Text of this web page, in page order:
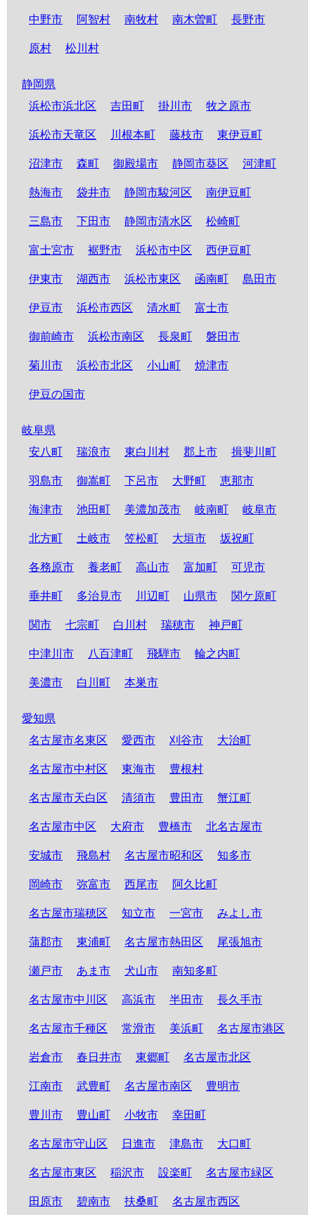
中野市 阿智村 南牧村 南木曽町 長野市
原村 松川村
静岡県
浜松市浜北区
吉田町 掛川市 牧之原市
浜松市天竜区 川根本町 藤枝市 東伊豆町
沼津市 森町 御殿場市 静岡市葵区 河津町
熱海市 袋井市 静岡市駿河区 南伊豆町
三島市 下田市 静岡市清水区 松崎町
富士宮市 裾野市 浜松市中区 西伊豆町
伊東市 湖西市 浜松市東区 函南町 島田市
伊豆市 浜松市西区 清水町 富士市
御前崎市 浜松市南区 長泉町 磐田市
菊川市 浜松市北区 小山町 焼津市
伊豆の国市
岐阜県
安八町
瑞浪市 東白川村 郡上市 揖斐川町
羽島市 御嵩町 下呂市 大野町 恵那市
海津市 池田町 美濃加茂市 岐南町 岐阜市
北方町 土岐市 笠松町 大垣市 坂祝町
各務原市 養老町 高山市 富加町 可児市
垂井町 多治見市 川辺町 山県市 関ケ原町
関市 七宗町 白川村 瑞穂市 神戸町
中津川市 八百津町 飛騨市 輪之内町
美濃市 白川町 本巣市
愛知県
名古屋市名東区
愛西市 刈谷市 大治町
名古屋市中村区 東海市 豊根村
名古屋市天白区 清須市 豊田市 蟹江町
名古屋市中区 大府市 豊橋市 北名古屋市
安城市 飛島村 名古屋市昭和区 知多市
岡崎市 弥富市 西尾市 阿久比町
名古屋市瑞穂区 知立市 一宮市 みよし市
蒲郡市 東浦町 名古屋市熱田区 尾張旭市
瀬戸市 あま市 犬山市 南知多町
名古屋市中川区 高浜市 半田市 長久手市
名古屋市千種区 常滑市 美浜町 名古屋市港区
岩倉市 春日井市 東郷町 名古屋市北区
江南市 武豊町 名古屋市南区 豊明市
豊川市 豊山町 小牧市 幸田町
名古屋市守山区 日進市 津島市 大口町
名古屋市東区 稲沢市 設楽町 名古屋市緑区
田原市 碧南市 扶桑町 名古屋市西区